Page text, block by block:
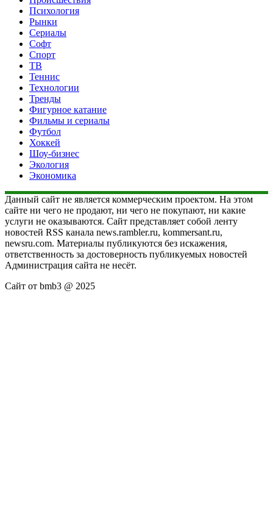
Психология
Рынки
Сериалы
Софт
Спорт
ТВ
Теннис
Технологии
Тренды
Фигурное катание
Фильмы и сериалы
Футбол
Хоккей
Шоу-бизнес
Экология
Экономика
Данный сайт не является коммерческим проектом. На этом
сайте ни чего не продают, ни чего не покупают, ни какие
услуги не оказываются. Сайт представляет собой ленту
новостей RSS канала news.rambler.ru, kommersant.ru,
newsru.com. Материалы публикуются без искажения,
ответственность за достоверность публикуемых новостей
Администрация сайта не несёт.
Сайт от bmb3 @ 2025